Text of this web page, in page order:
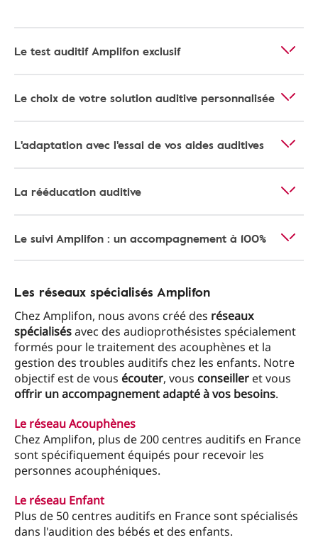
Le test auditif Amplifon exclusif
Le choix de votre solution auditive personnalisée
L'adaptation avec l'essai de vos aides auditives
La rééducation auditive
Le suivi Amplifon : un accompagnement à 100%
Les réseaux spécialisés Amplifon
Chez Amplifon, nous avons créé des réseaux
spécialisésavec des audioprothésistes spécialement
formés pour le traitement des acouphènes et la
gestion des troubles auditifs chez les enfants. Notre
objectif est de vous écouter, vous conseiller et vous
offrir un accompagnement adapté à vos besoins.
Le réseau Acouphènes
Chez Amplifon, plus de 200 centres auditifs en France
sont spécifiquement équipés pour recevoir les
personnes acouphéniques.
Le réseau Enfant
Plus de 50 centres auditifs en France sont spécialisés
dans l'audition des bébés et des enfants.